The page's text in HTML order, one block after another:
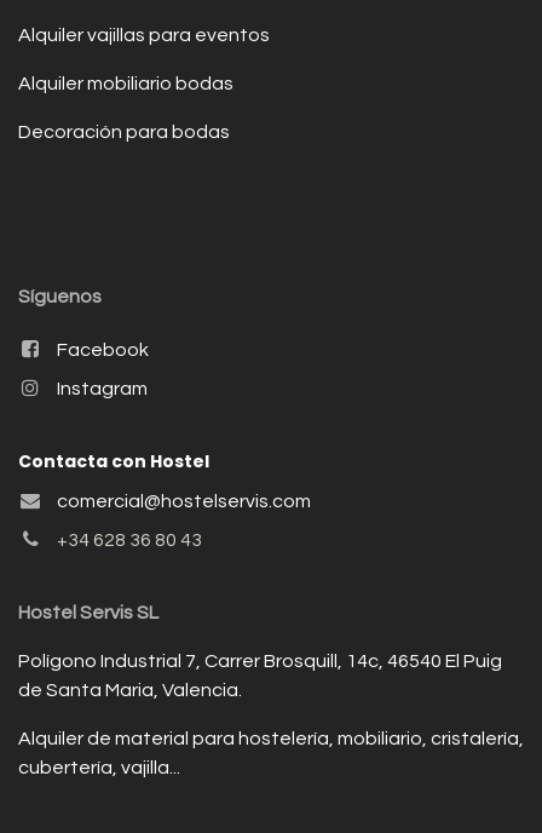
Alquiler vajillas para eventos
Alquiler mobiliario bodas
Decoración para bodas
Síguenos
Facebook
Instagram
Contacta con Hostel
comercial@hostelservis.com
+34 628 36 80 43
Hostel Servis SL
Polígono Industrial 7, Carrer Brosquill, 14c, 46540 El Puig
de Santa Maria, Valencia.
Alquiler de material para hostelería, mobiliario, cristalería,
cubertería, vajilla...